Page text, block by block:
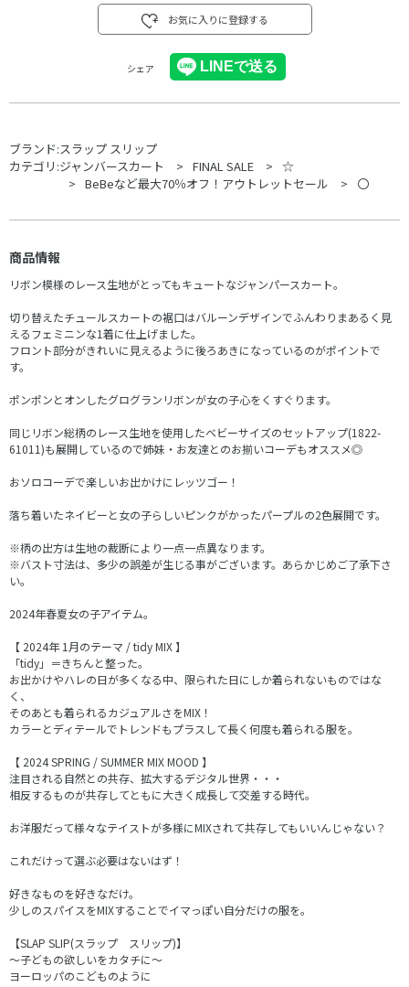
お気に入りに登録する
シェア
ブランド:スラップ スリップ
カテゴリ:ジャンバースカート FINAL SALE
☆
BeBeなど最大70％オフ！アウトレットセール
〇
商品情報
リボン模様のレース生地がとってもキュートなジャンパースカート。
切り替えたチュールスカートの裾口はバルーンデザインでふんわりまあるく見
えるフェミニンな1着に仕上げました。
フロント部分がきれいに見えるように後ろあきになっているのがポイントで
す。
ポンポンとオンしたグログランリボンが女の子心をくすぐります。
同じリボン総柄のレース生地を使用したベビーサイズのセットアップ(1822-
61011)も展開しているので姉妹・お友達とのお揃いコーデもオススメ◎
おソロコーデで楽しいお出かけにレッツゴー！
落ち着いたネイビーと女の子らしいピンクがかったパープルの2色展開です。
※柄の出方は生地の裁断により一点一点異なります。
※バスト寸法は、多少の誤差が生じる事がございます。あらかじめご了承下さ
い。
2024年春夏女の子アイテム。
【 2024年 1月のテーマ / tidy MIX 】
「tidy」＝きちんと整った。
お出かけやハレの日が多くなる中、限られた日にしか着られないものではな
く、
そのあとも着られるカジュアルさをMIX！
カラーとディテールでトレンドもプラスして長く何度も着られる服を。
【 2024 SPRING / SUMMER MIX MOOD 】
注目される自然との共存、拡大するデジタル世界・・・
相反するものが共存してともに大きく成長して交差する時代。
お洋服だって様々なテイストが多様にMIXされて共存してもいいんじゃない？
これだけって選ぶ必要はないはず！
好きなものを好きなだけ。
少しのスパイスをMIXすることでイマっぽい自分だけの服を。
【SLAP SLIP(スラップ スリップ)】
～子どもの欲しいをカタチに～
ヨーロッパのこどものように